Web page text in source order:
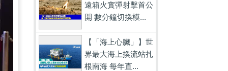
遠箱火實彈射擊首公
開 數分鐘切換模...
【「海上心臟」】世
界最大海上換流站扎
根南海 每年直...